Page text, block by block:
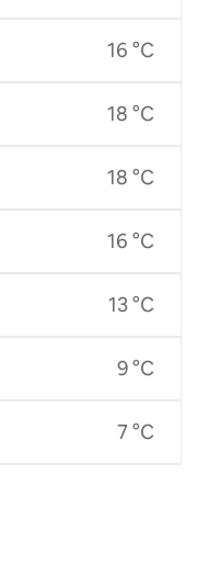
16 °C
18 °C
18 °C
16 °C
13 °C
9 °C
7 °C